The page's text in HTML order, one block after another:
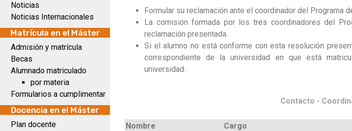
Noticias
Noticias Internacionales
Matrícula en el Máster
Admisión y matrícula
Becas
Alumnado matriculado
por materia
Formularios a cumplimentar
Docencia en el Máster
Plan docente
Formular su reclamación ante el coordinador del Programa
La comisión formada por los tres coordinadores del
reclamación presentada.
Si el alumno no está conforme con esta resolución
correspondiente de la universidad en que está
universidad.
Contacto -
Nombre Cargo